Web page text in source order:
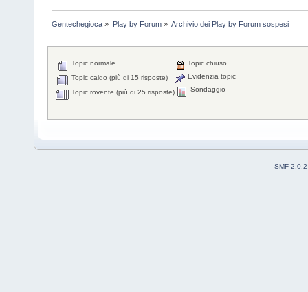
Gentechegioca » Play by Forum» Archivio dei Play by Forum sospesi
Topic normale
Topic caldo (più di 15 risposte)
Topic rovente (più di 25 risposte)
Topic chiuso
Evidenzia topic
Sondaggio
SMF 2.0.2